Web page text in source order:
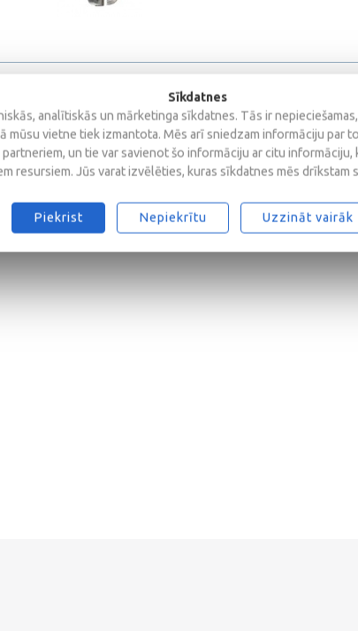
Sīkdatnes
analītiskās un mārketinga sīkdatnes. Tās ir
mūsu vietne tiek izmantota. Mēs arī sniedzam informāciju par
un tie var savienot šo informāciju ar citu informāciju,
resursiem. Jūs varat izvēlēties, kuras sīkdatnes mēs drīkstam
Piekrist Nepiekrītu Uzzināt vairāk